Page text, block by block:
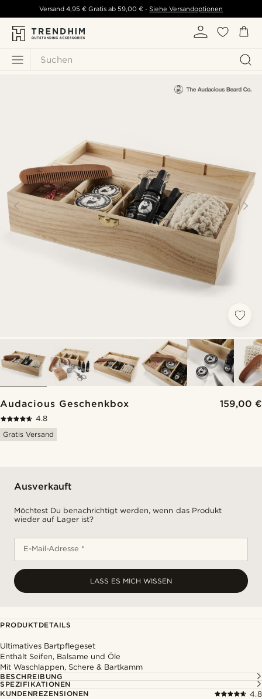
Suchen
Versand 4,95 € Gratis ab 59,00 € - Siehe Versandoptionen
Audacious Geschenkbox 159,00 €
4.8
Gratis Versand
Ausverkauft
Möchtest Du benachrichtigt werden, wenn das Produkt
wieder auf Lager ist?
E-Mail-Adresse *
LASS ES MICH WISSEN
PRODUKTDETAILS
Ultimatives Bartpflegeset
Enthält Seifen, Balsame und Öle
Mit Waschlappen, Schere & Bartkamm
BESCHREIBUNG
SPEZIFIKATIONEN
KUNDENREZENSIONEN
4.8